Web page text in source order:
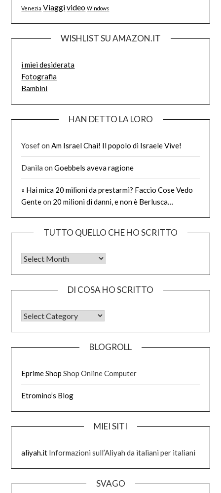
Venezia Viaggivideo Windows
WISHLIST SU AMAZON.IT
i miei desiderata
Fotografia
Bambini
HAN DETTO LA LORO
YosefonAm Israel Chai! Il popolo di Israele Vive!
Danila onGoebbels aveva ragione
» Hai mica 20 milioni da prestarmi? Faccio Cose Vedo
Genteon 20 milioni di danni, e non è Berlusca…
TUTTO QUELLO CHE HO SCRITTO
Tutto quello che ho scritto
DI COSA HO SCRITTO
DI COSA HO SCRITTO
BLOGROLL
Eprime Shop Shop Online Computer
Etromino’s Blog
MIEI SITI
aliyah.it Informazioni sull’Aliyah da italiani per italiani
SVAGO